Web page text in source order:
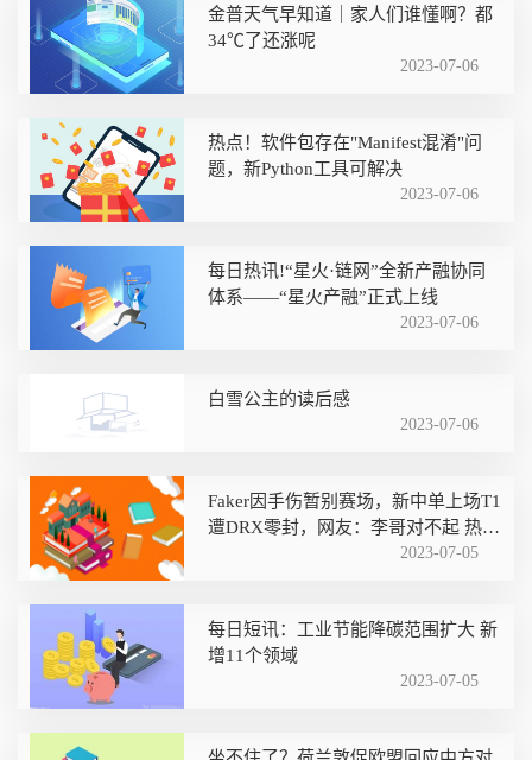
金普天气早知道｜家人们谁懂啊？都
34℃了还涨呢
2023-07-06
热点！软件包存在"Manifest混淆"问
题，新Python工具可解决
2023-07-06
每日热讯!“星火·链网”全新产融协同
体系——“星火产融”正式上线
2023-07-06
白雪公主的读后感
2023-07-06
Faker因手伤暂别赛场，新中单上场T1
遭DRX零封，网友：李哥对不起 热点
2023-07-05
每日短讯：工业节能降碳范围扩大 新
增11个领域
2023-07-05